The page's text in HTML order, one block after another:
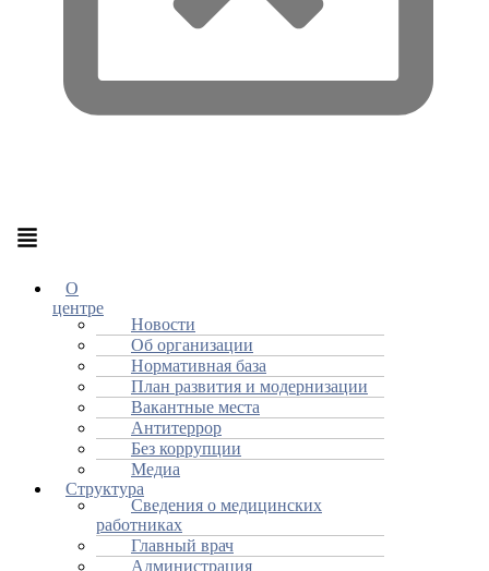
Меню
О
центре
Новости
Об организации
Нормативная база
План развития и модернизации
Вакантные места
Антитеррор
Без коррупции
Медиа
Структура
Сведения о медицинских
работниках
Главный врач
Администрация